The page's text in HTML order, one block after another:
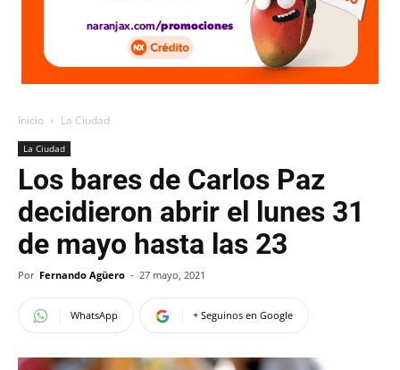
Inicio La Ciudad
La Ciudad
Los bares de Carlos Paz
decidieron abrir el lunes 31
de mayo hasta las 23
Por Fernando Agüero - 27 mayo, 2021
WhatsApp + Seguinos en Google